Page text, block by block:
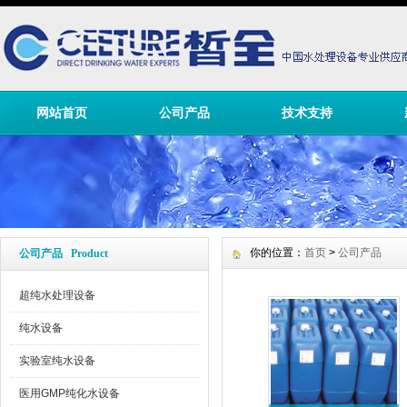
网站首页 公司产品 技术支持
公司产品 Product
超纯水处理设备
纯水设备
实验室纯水设备
医用GMP纯化水设备
你的位置： 首页 > 公司产品